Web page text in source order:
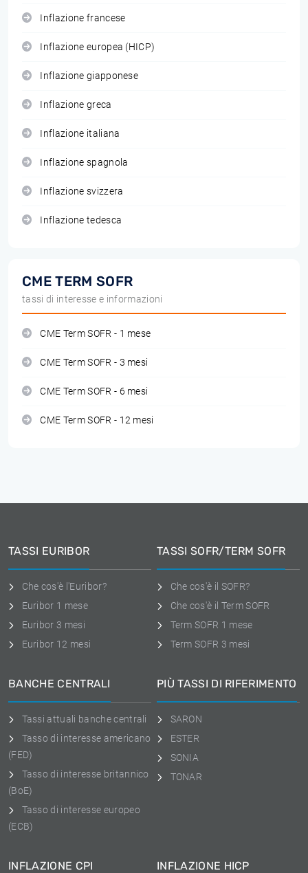
Inflazione francese
Inflazione europea (HICP)
Inflazione giapponese
Inflazione greca
Inflazione italiana
Inflazione spagnola
Inflazione svizzera
Inflazione tedesca
CME TERM SOFR
tassi di interesse e informazioni
CME Term SOFR - 1 mese
CME Term SOFR - 3 mesi
CME Term SOFR - 6 mesi
CME Term SOFR - 12 mesi
TASSI EURIBOR
Che cos'è l'Euribor?
Euribor 1 mese
Euribor 3 mesi
Euribor 12 mesi
TASSI SOFR/TERM SOFR
Che cos'è il SOFR?
Che cos'è il Term SOFR
Term SOFR 1 mese
Term SOFR 3 mesi
BANCHE CENTRALI
Tassi attuali banche centrali
Tasso di interesse americano
(FED)
Tasso di interesse britannico
(BoE)
Tasso di interesse europeo
(ECB)
PIÙ TASSI DI RIFERIMENTO
SARON
ESTER
SONIA
TONAR
INFLAZIONE CPI INFLAZIONE HICP